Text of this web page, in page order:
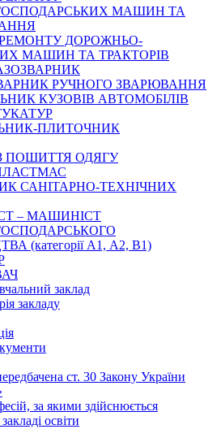
МАШИН ТА
ДОРОЖНЬО-
МАШИН ТА ТРАКТОРІВ
РУЧНОГО ЗВАРЮВАННЯ
КУЗОВІВ АВТОМОБІЛІВ
ПЛИТОЧНИК
ПОШИТТЯ ОДЯГУ
САНІТАРНО-ТЕХНІЧНИХ
– МАШИНІСТ
(категорії А1, А2, В1)
заклад
закладу
ст. 30 Закону України
за якими здійснюється
освіти